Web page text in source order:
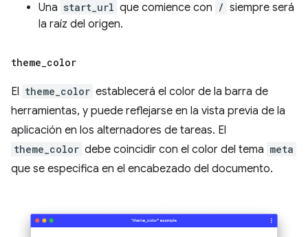
Una start_url que comience con / siempre será
la raíz del origen.
theme_color
El theme_color establecerá el color de la barra de
herramientas, y puede reflejarse en la vista previa de la
aplicación en los alternadores de tareas. El
theme_color debe coincidir con el color del tema meta
que se especifica en el encabezado del documento.